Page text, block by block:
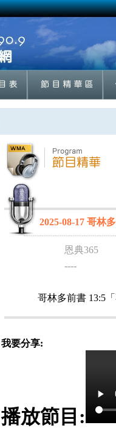
2025-08-17 哥林
恩典365
----
哥林多前書 13:5
我要分享:
播放節目: